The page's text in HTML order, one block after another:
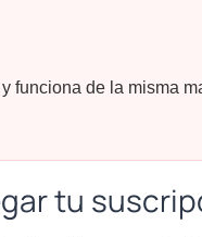
funciona de la misma
tu